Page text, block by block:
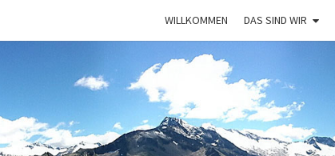
WILLKOMMEN DAS SIND WIR